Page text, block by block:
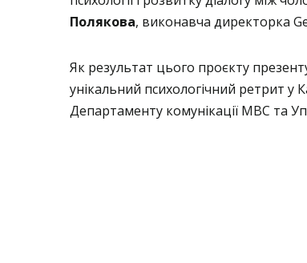
Полякова, виконавча директорка
Як результат цього проєкту
унікальний психологічний ретрит у
Департаменту комунікації МВС та